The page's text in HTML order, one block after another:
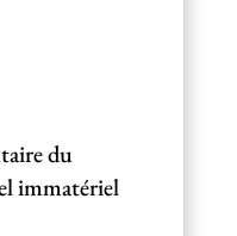
du
immatériel